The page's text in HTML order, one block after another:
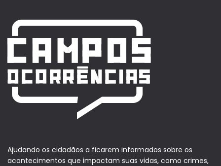
Ajudando os cidadãos a ficarem informados sobre os
acontecimentos que impactam suas vidas, como crimes,